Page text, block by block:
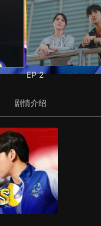
EP2
剧情介绍